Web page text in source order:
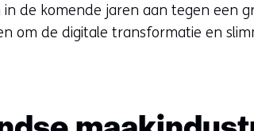
in de komende jaren aan tegen een
om de digitale transformatie en